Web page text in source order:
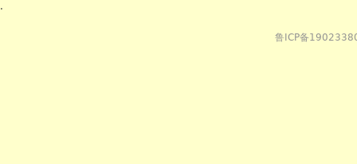
.
鲁ICP备